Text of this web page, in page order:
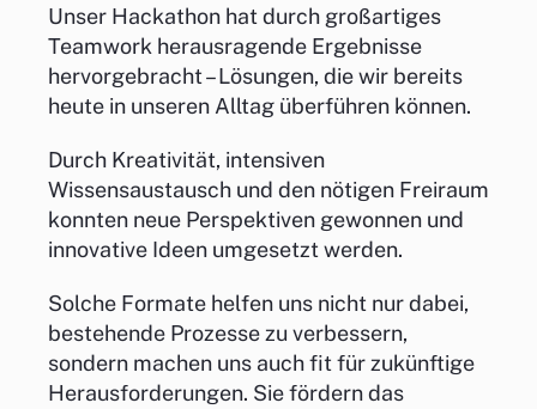
Unser Hackathon hat durch großartiges
Teamwork herausragende Ergebnisse
hervorgebracht – Lösungen, die wir bereits
heute in unseren Alltag überführen können.
Durch Kreativität, intensiven
Wissensaustausch und den nötigen Freiraum
konnten neue Perspektiven gewonnen und
innovative Ideen umgesetzt werden.
Solche Formate helfen uns nicht nur dabei,
bestehende Prozesse zu verbessern,
sondern machen uns auch fit für zukünftige
Herausforderungen. Sie fördern das